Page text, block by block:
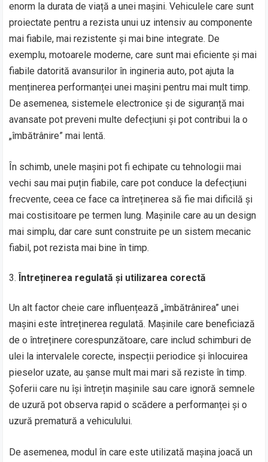
enorm la durata de viață a unei mașini. Vehiculele care sunt
proiectate pentru a rezista unui uz intensiv au componente
mai fiabile, mai rezistente și mai bine integrate. De
exemplu, motoarele moderne, care sunt mai eficiente și mai
fiabile datorită avansurilor în ingineria auto, pot ajuta la
menținerea performanței unei mașini pentru mai mult timp.
De asemenea, sistemele electronice și de siguranță mai
avansate pot preveni multe defecțiuni și pot contribui la o
„îmbătrânire” mai lentă.
În schimb, unele mașini pot fi echipate cu tehnologii mai
vechi sau mai puțin fiabile, care pot conduce la defecțiuni
frecvente, ceea ce face ca întreținerea să fie mai dificilă și
mai costisitoare pe termen lung. Mașinile care au un design
mai simplu, dar care sunt construite pe un sistem mecanic
fiabil, pot rezista mai bine în timp.
Întreținerea regulată și utilizarea corectă
Un alt factor cheie care influențează „îmbătrânirea” unei
mașini este întreținerea regulată. Mașinile care beneficiază
de o întreținere corespunzătoare, care includ schimburi de
ulei la intervalele corecte, inspecții periodice și înlocuirea
pieselor uzate, au șanse mult mai mari să reziste în timp.
Șoferii care nu își întrețin mașinile sau care ignoră semnele
de uzură pot observa rapid o scădere a performanței și o
uzură prematură a vehiculului.
De asemenea, modul în care este utilizată mașina joacă un